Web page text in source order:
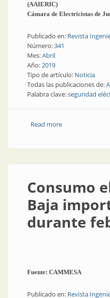
(AAIERIC)
Cámara de Electricistas de
Publicado en: Revista
Número:341
Mes:Abril
Año:2019
Tipo de artículo: Noticia
Todas las publicaciones de:
Palabra clave:seguridad
Read moreabout Seguridad
Consumo
Baja
durante
Fuente: CAMMESA
Publicado en: Revista